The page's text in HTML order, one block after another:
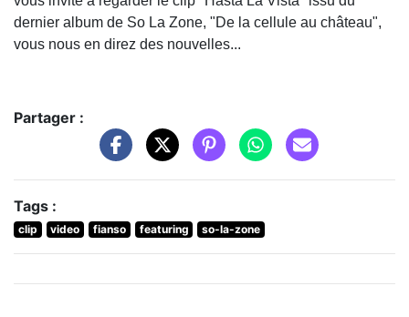
dernier album de So La Zone, "De la cellule au château",
vous nous en direz des nouvelles...
Partager :
Tags :
clip video fianso featuring so-la-zone